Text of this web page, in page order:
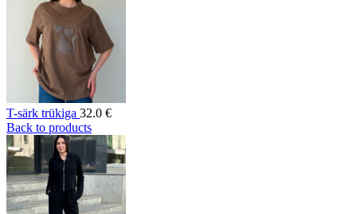
T-särk trükiga 32.0 €
Back to products